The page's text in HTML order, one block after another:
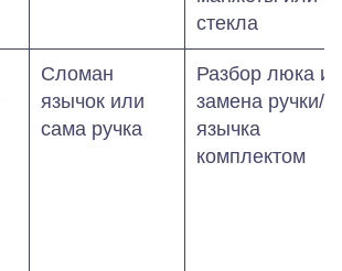
стекла
Сломан
язычок или
сама ручка
Разбор люка и
замена ручки/
язычка
комплектом